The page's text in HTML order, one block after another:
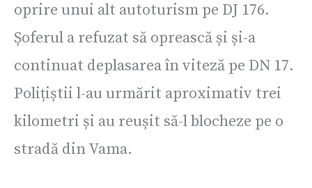
oprire unui alt autoturism pe DJ 176.
Șoferul a refuzat să oprească și și-a
continuat deplasarea în viteză pe DN 17.
Polițiștii l-au urmărit aproximativ trei
kilometri și au reușit să-l blocheze pe o
stradă din Vama.